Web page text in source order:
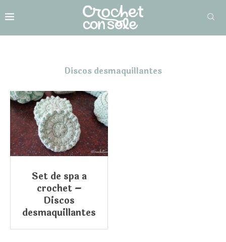
Discos desmaquillantes
Set de spa a
crochet –
Discos
desmaquillantes